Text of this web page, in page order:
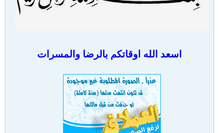
اسعد الله اوقاتكم بالرضا والمسرات